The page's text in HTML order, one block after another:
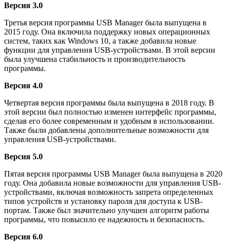
Версия 3.0
Третья версия программы USB Manager была выпущена в
2015 году. Она включила поддержку новых операционных
систем, таких как Windows 10, а также добавила новые
функции для управления USB-устройствами. В этой версии
была улучшена стабильность и производительность
программы.
Версия 4.0
Четвертая версия программы была выпущена в 2018 году. В
этой версии был полностью изменен интерфейс программы,
сделав его более современным и удобным в использовании.
Также были добавлены дополнительные возможности для
управления USB-устройствами.
Версия 5.0
Пятая версия программы USB Manager была выпущена в 2020
году. Она добавила новые возможности для управления USB-
устройствами, включая возможность запрета определенных
типов устройств и установку пароля для доступа к USB-
портам. Также был значительно улучшен алгоритм работы
программы, что повысило ее надежность и безопасность.
Версия 6.0